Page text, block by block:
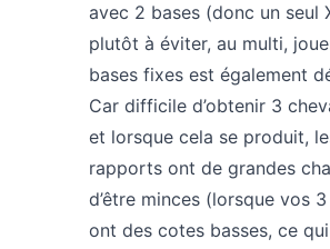
avec 2 bases (donc un seul
plutôt à éviter, au multi,
bases fixes est également
Car difficile d’obtenir 3
et lorsque cela se produit,
rapports ont de grandes
d’être minces (lorsque vos
ont des cotes basses, ce